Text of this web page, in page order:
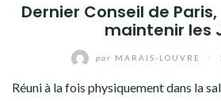
Dernier Conseil de
maintenir les
par MARAIS-LOUVRE
Réuni à la fois physiquement dans la